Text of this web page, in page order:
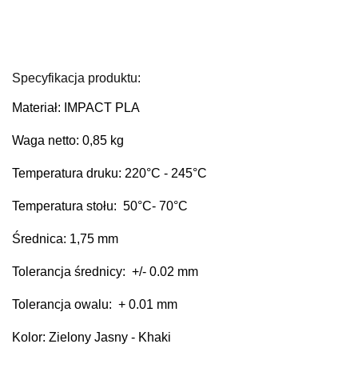
Specyfikacja produktu:
Materiał: IMPACT PLA
Waga netto: 0,85 kg
Temperatura druku: 220°C - 245°C
Temperatura stołu: 50°C- 70°C
Średnica: 1,75 mm
Tolerancja średnicy: +/- 0.02 mm
Tolerancja owalu: + 0.01 mm
Kolor: Zielony Jasny - Khaki